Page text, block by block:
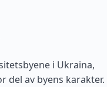
i Ukraina,
del av byens karakter.